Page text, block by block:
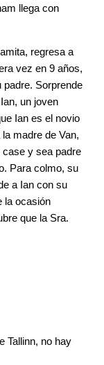
llega con
regresa a
vez en 9 años,
padre. Sorprende
un joven
Ian es el novio
madre de Van,
case y sea padre
Para colmo, su
a Ian con su
la ocasión
que la Sra.
Tallinn, no hay